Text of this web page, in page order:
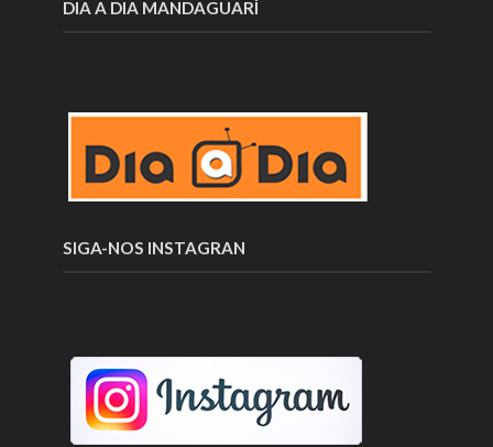
DIA A DIA MANDAGUARÍ
SIGA-NOS INSTAGRAN